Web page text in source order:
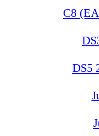
C8
DS5